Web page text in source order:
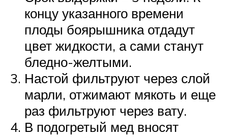
концу указанного времени
плоды боярышника отдадут
цвет жидкости, а сами станут
бледно-желтыми.
Настой фильтруют через слой
марли, отжимают мякоть и еще
раз фильтруют через вату.
В подогретый мед вносят